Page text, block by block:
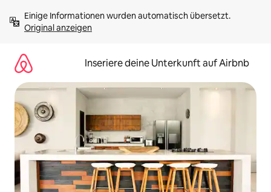
Inhalten
springenOriginal anzeigen
Inseriere deine Unterkunft auf Airbnb